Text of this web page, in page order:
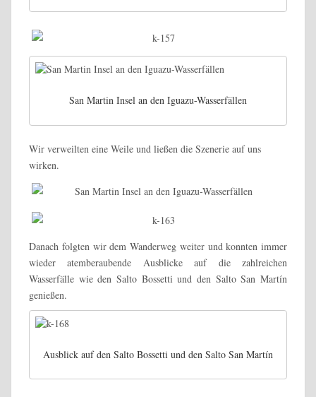
San Martin Insel an den Iguazu-Wasserfällen
Wir verweilten eine Weile und ließen die Szenerie auf uns
wirken.
Danach folgten wir dem Wanderweg weiter und konnten immer
wieder atemberaubende Ausblicke auf die zahlreichen
Wasserfälle wie den Salto Bossetti und den Salto San Martín
genießen.
Ausblick auf den Salto Bossetti und den Salto San Martín